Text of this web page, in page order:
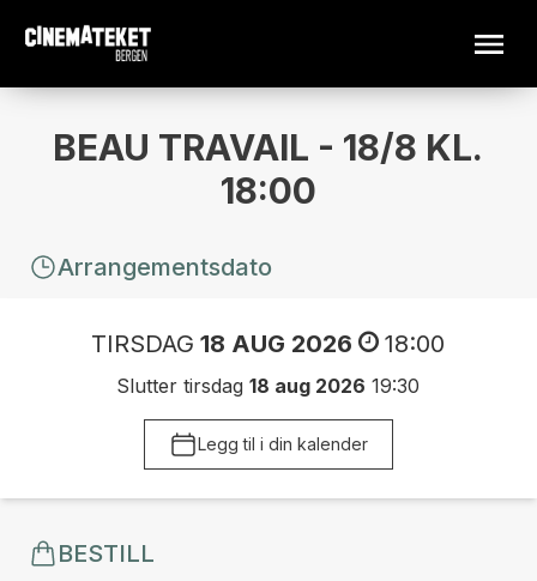
BEAU TRAVAIL - 18/8 KL.
18:00
Arrangementsdato
TIRSDAG 18 AUG 2026 18:00
Slutter tirsdag18 aug 2026 19:30
Legg til i din kalender
BESTILL